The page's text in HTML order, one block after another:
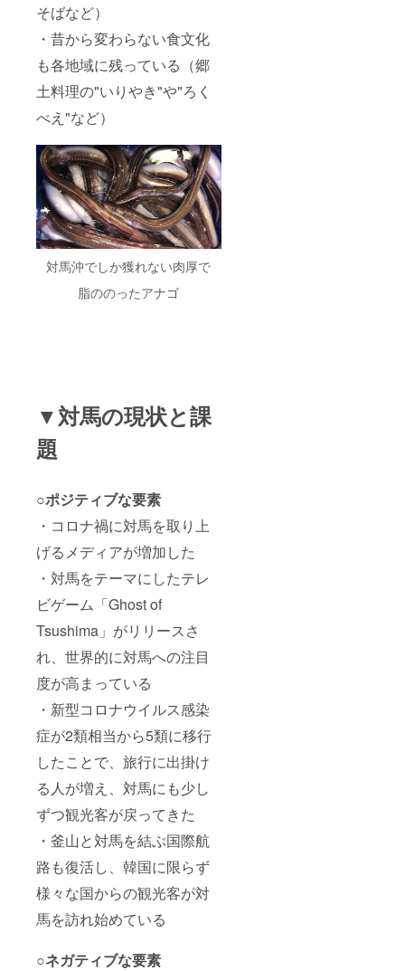
そばなど）
・昔から変わらない食文化
も各地域に残っている（郷
土料理の"いりやき"や"ろく
べえ"など）
対馬沖でしか獲れない肉厚で
脂ののったアナゴ
▼対馬の現状と課
題
○ポジティブな要素
・コロナ禍に対馬を取り上
げるメディアが増加した
・対馬をテーマにしたテレ
ビゲーム「Ghost of
Tsushima」がリリースさ
れ、世界的に対馬への注目
度が高まっている
・新型コロナウイルス感染
症が2類相当から5類に移行
したことで、旅行に出掛け
る人が増え、対馬にも少し
ずつ観光客が戻ってきた
・釜山と対馬を結ぶ国際航
路も復活し、韓国に限らず
様々な国からの観光客が対
馬を訪れ始めている
○ネガティブな要素